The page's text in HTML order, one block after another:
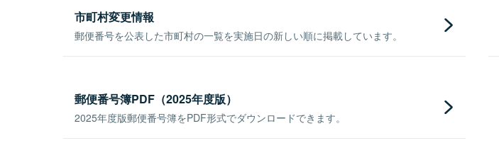
市町村変更情報
郵便番号を公表した市町村の一覧を実施日の新しい順に掲載しています。
郵便番号簿PDF（2025年度版）
2025年度版郵便番号簿をPDF形式でダウンロードできます。